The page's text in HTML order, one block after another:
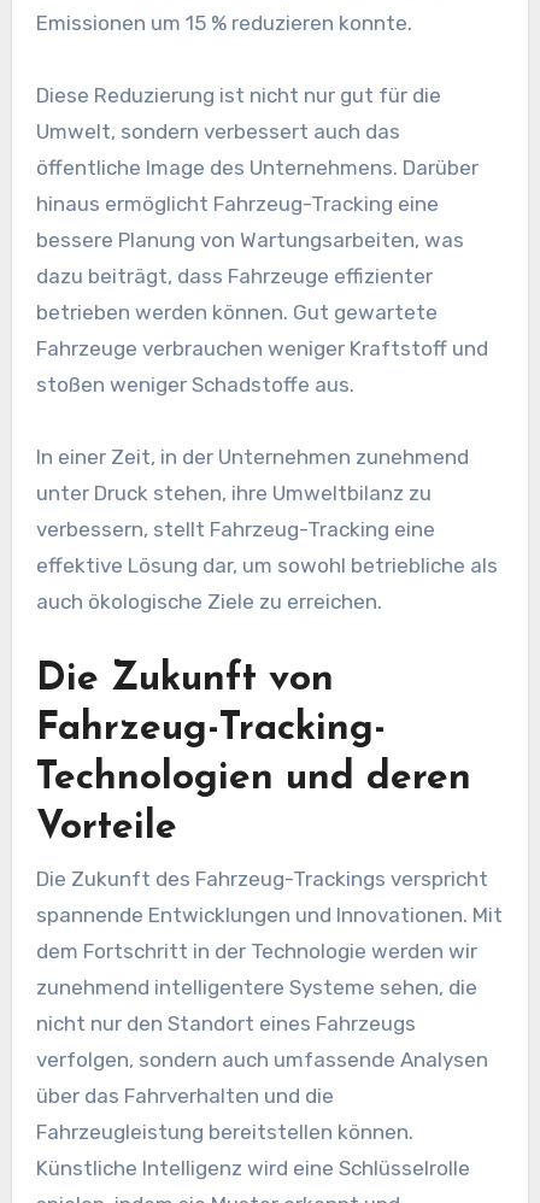
Emissionen um 15 % reduzieren konnte.
Diese Reduzierung ist nicht nur gut für die
Umwelt, sondern verbessert auch das
öffentliche Image des Unternehmens. Darüber
hinaus ermöglicht Fahrzeug-Tracking eine
bessere Planung von Wartungsarbeiten, was
dazu beiträgt, dass Fahrzeuge effizienter
betrieben werden können. Gut gewartete
Fahrzeuge verbrauchen weniger Kraftstoff und
stoßen weniger Schadstoffe aus.
In einer Zeit, in der Unternehmen zunehmend
unter Druck stehen, ihre Umweltbilanz zu
verbessern, stellt Fahrzeug-Tracking eine
effektive Lösung dar, um sowohl betriebliche als
auch ökologische Ziele zu erreichen.
Die Zukunft von
Fahrzeug-Tracking-
Technologien und deren
Vorteile
Die Zukunft des Fahrzeug-Trackings verspricht
spannende Entwicklungen und Innovationen. Mit
dem Fortschritt in der Technologie werden wir
zunehmend intelligentere Systeme sehen, die
nicht nur den Standort eines Fahrzeugs
verfolgen, sondern auch umfassende Analysen
über das Fahrverhalten und die
Fahrzeugleistung bereitstellen können.
Künstliche Intelligenz wird eine Schlüsselrolle